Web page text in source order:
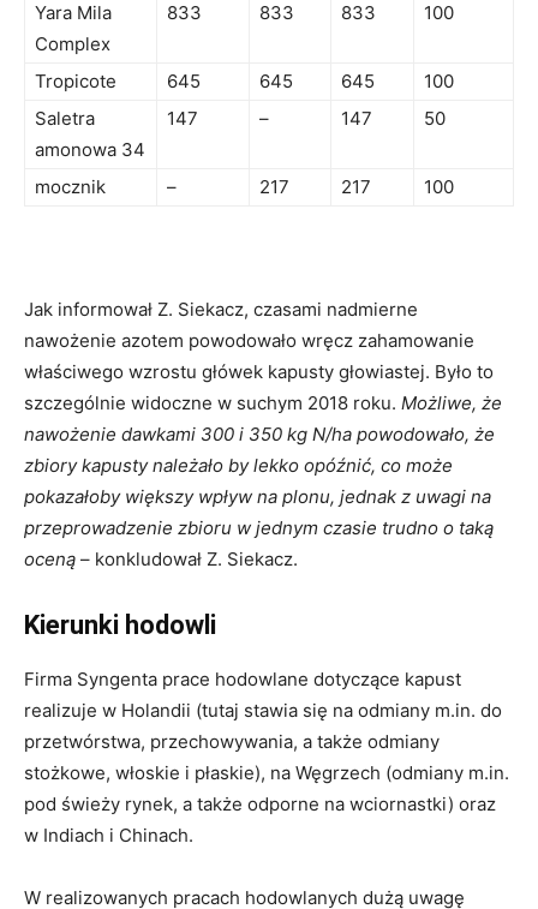
Yara Mila
Complex
833 833 833 100
Tropicote 645 645 645
100
Saletra
amonowa 34
147 – 147 50
mocznik – 217 217 100
Jak informował Z. Siekacz, czasami nadmierne
nawożenie azotem powodowało wręcz zahamowanie
właściwego wzrostu główek kapusty głowiastej. Było to
szczególnie widoczne w suchym 2018 roku. Możliwe, że
nawożenie dawkami 300 i 350 kg N/ha powodowało, że
zbiory kapusty należało by lekko opóźnić, co może
pokazałoby większy wpływ na plonu, jednak z uwagi na
przeprowadzenie zbioru w jednym czasie trudno o taką
oceną – konkludował Z. Siekacz.
Kierunki hodowli
Firma Syngenta prace hodowlane dotyczące kapust
realizuje w Holandii (tutaj stawia się na odmiany m.in. do
przetwórstwa, przechowywania, a także odmiany
stożkowe, włoskie i płaskie), na Węgrzech (odmiany m.in.
pod świeży rynek, a także odporne na wciornastki) oraz
w Indiach i Chinach.
W realizowanych pracach hodowlanych dużą uwagę